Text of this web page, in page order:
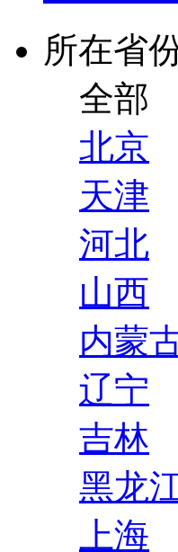
所在省
全部
北京
天津
河北
山西
内蒙
辽宁
吉林
黑龙
上海